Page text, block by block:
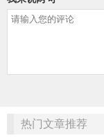
热门文章推荐